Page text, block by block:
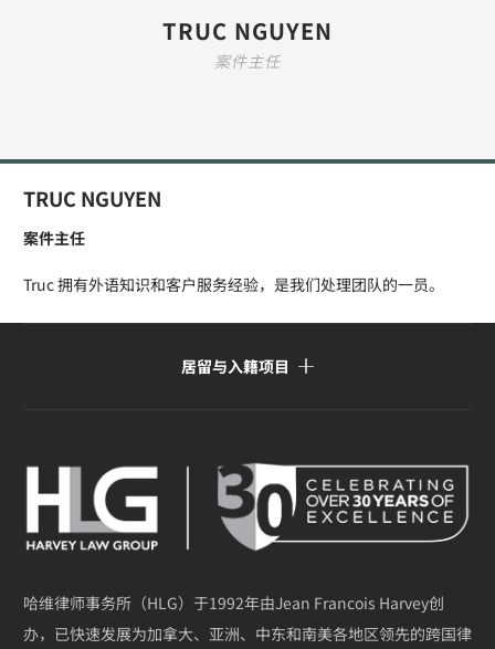
TRUC NGUYEN
案件主任
TRUC NGUYEN
案件主任
Truc 拥有外语知识和客户服务经验，是我们处理团队的一员。
居留与入籍项目
哈维律师事务所（HLG）于1992年由Jean Francois Harvey创
办，已快速发展为加拿大、亚洲、中东和南美各地区领先的跨国律